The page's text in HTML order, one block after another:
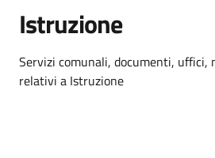
Istruzione
Dettagli
Servizi comunali, documenti, uffici,
relativi a Istruzione